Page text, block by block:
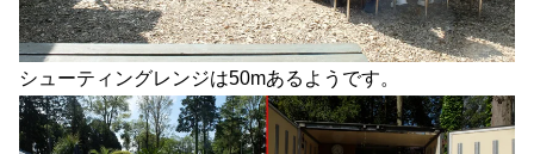
シューティングレンジは50mあるようです。